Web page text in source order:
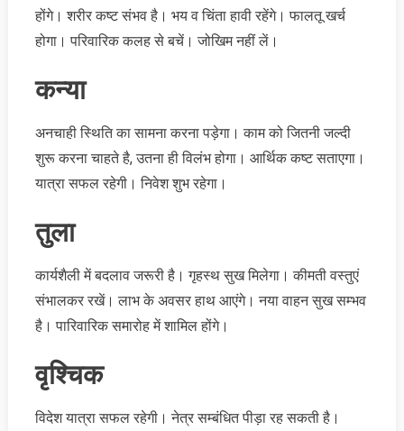
होंगे। शरीर कष्ट संभव है। भय व चिंता हावी रहेंगे। फालतू खर्च
होगा। परिवारिक कलह से बचें। जोखिम नहीं लें।
कन्या
अनचाही स्थिति का सामना करना पड़ेगा। काम को जितनी जल्दी
शुरू करना चाहते है, उतना ही विलंभ होगा। आर्थिक कष्ट सताएगा।
यात्रा सफल रहेगी। निवेश शुभ रहेगा।
तुला
कार्यशैली में बदलाव जरूरी है। गृहस्थ सुख मिलेगा। कीमती वस्तुएं
संभालकर रखें। लाभ के अवसर हाथ आएंगे। नया वाहन सुख सम्भव
है। पारिवारिक समारोह में शामिल होंगे।
वृश्चिक
विदेश यात्रा सफल रहेगी। नेत्र सम्बंधित पीड़ा रह सकती है।